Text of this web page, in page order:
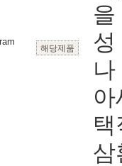
해당제품
을
성
삼